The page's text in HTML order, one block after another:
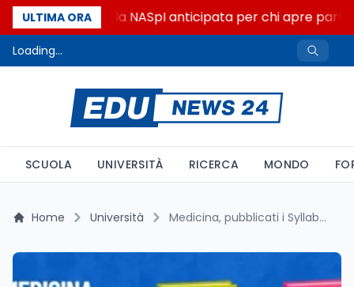
ULTIMA ORA
Come cambia la NASpI anticipata per chi apre
Loading...
SCUOLA UNIVERSITÀ RICERCA MONDO
Home Università Medicina, pubblicati i Syllabus del semestre aperto 2026/2027